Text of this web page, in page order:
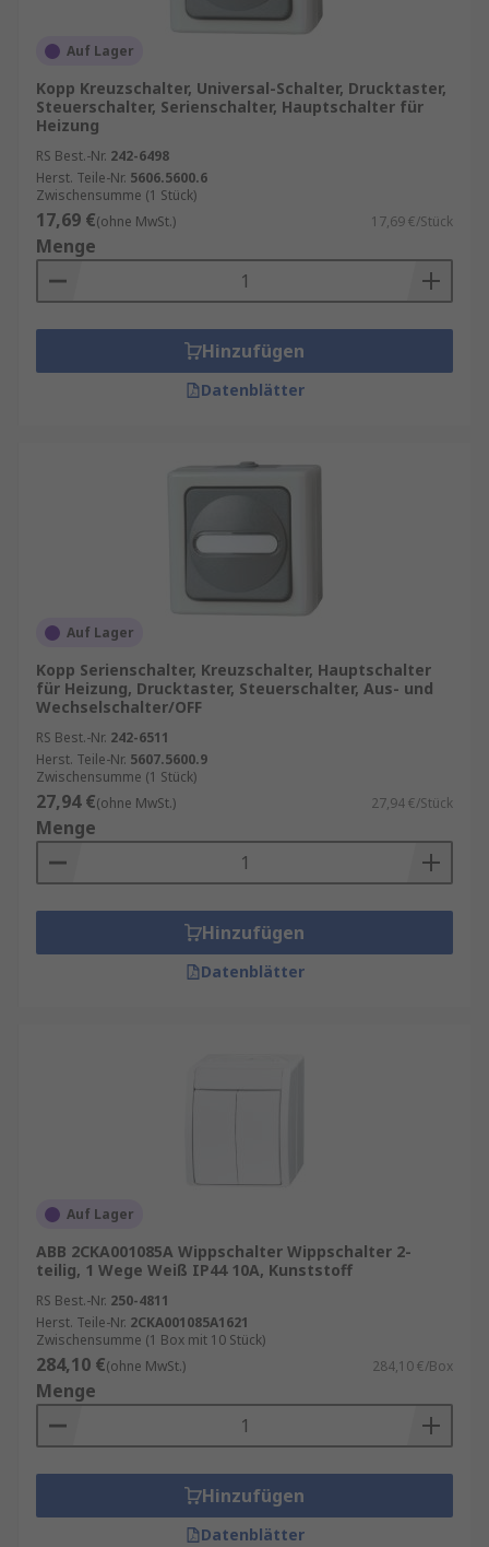
Auf Lager
Kopp Kreuzschalter, Universal-Schalter, Drucktaster,
Steuerschalter, Serienschalter, Hauptschalter für
Heizung
RS Best.-Nr. 242-6498
Herst. Teile-Nr. 5606.5600.6
Zwischensumme (1 Stück)
17,69 €(ohne MwSt.) 17,69 €/Stück
Menge
Hinzufügen
Datenblätter
Auf Lager
Kopp Serienschalter, Kreuzschalter, Hauptschalter
für Heizung, Drucktaster, Steuerschalter, Aus- und
Wechselschalter/OFF
RS Best.-Nr. 242-6511
Herst. Teile-Nr. 5607.5600.9
Zwischensumme (1 Stück)
27,94 €(ohne MwSt.) 27,94 €/Stück
Menge
Hinzufügen
Datenblätter
Auf Lager
ABB 2CKA001085A Wippschalter Wippschalter 2-
teilig, 1 Wege Weiß IP44 10A, Kunststoff
RS Best.-Nr. 250-4811
Herst. Teile-Nr. 2CKA001085A1621
Zwischensumme (1 Box mit 10 Stück)
284,10 €(ohne MwSt.) 284,10 €/Box
Menge
Hinzufügen
Datenblätter